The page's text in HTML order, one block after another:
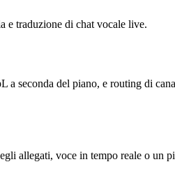
e traduzione di chat vocale live.
a seconda del piano, e routing di
allegati, voce in tempo reale o un